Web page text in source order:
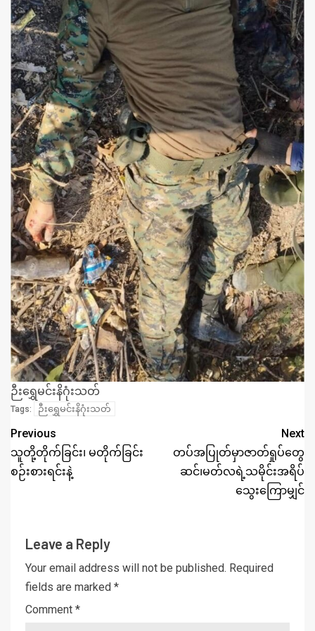
ဉီးရွှေမင်းနိဂုံးသတ်
Tags: ဉီးရွှေမင်းနိဂုံးသတ်
Previous
သူတို့တိုက်ခြင်း၊ မတိုက်ခြင်း
စဉ်းစားရင်းနဲ့
Next
တပ်အပြုတ်မှာဇာတ်ရှုပ်တွေ
ဆင်၊မတ်လရဲ့သမိုင်းအရိပ်
သွေး‌ကြောမျှင်
Leave a Reply
Your email address will not be published. Required
fields are marked *
Comment *